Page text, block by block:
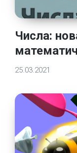
Числа:
25.03.2021